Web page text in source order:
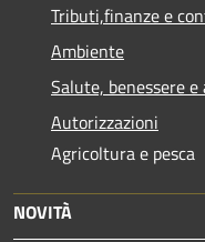
Tributi,finanze e
Ambiente
Salute, benessere e
Autorizzazioni
Agricoltura e pesca
NOVITÀ